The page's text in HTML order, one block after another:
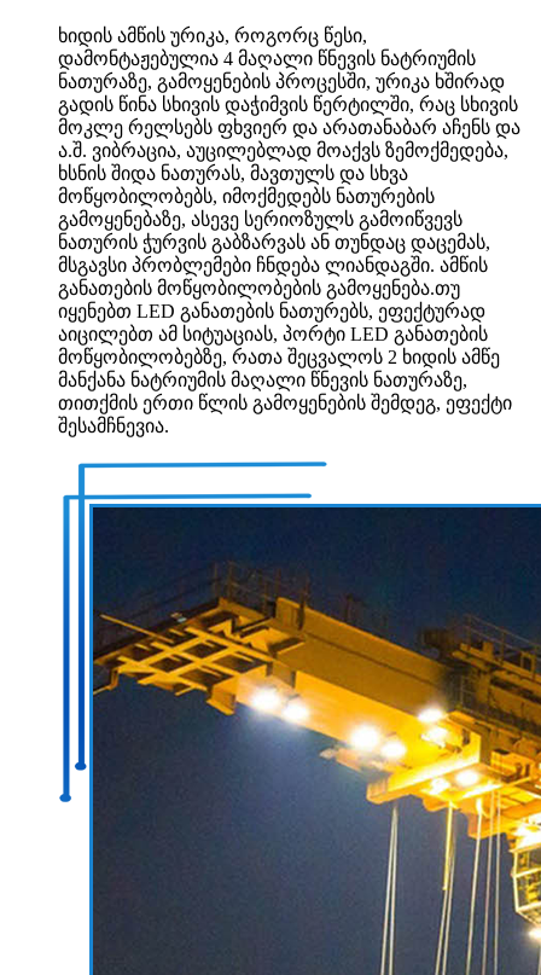
ხიდის ამწის ურიკა, როგორც წესი,
დამონტაჟებულია 4 მაღალი წნევის ნატრიუმის
ნათურაზე, გამოყენების პროცესში, ურიკა ხშირად
გადის წინა სხივის დაჭიმვის წერტილში, რაც სხივის
მოკლე რელსებს ფხვიერ და არათანაბარ აჩენს და
ა.შ. ვიბრაცია, აუცილებლად მოაქვს ზემოქმედება,
ხსნის შიდა ნათურას, მავთულს და სხვა
მოწყობილობებს, იმოქმედებს ნათურების
გამოყენებაზე, ასევე სერიოზულს გამოიწვევს
ნათურის ჭურვის გაბზარვას ან თუნდაც დაცემას,
მსგავსი პრობლემები ჩნდება ლიანდაგში. ამწის
განათების მოწყობილობების გამოყენება.თუ
იყენებთ LED განათების ნათურებს, ეფექტურად
აიცილებთ ამ სიტუაციას, პორტი LED განათების
მოწყობილობებზე, რათა შეცვალოს 2 ხიდის ამწე
მანქანა ნატრიუმის მაღალი წნევის ნათურაზე,
თითქმის ერთი წლის გამოყენების შემდეგ, ეფექტი
შესამჩნევია.